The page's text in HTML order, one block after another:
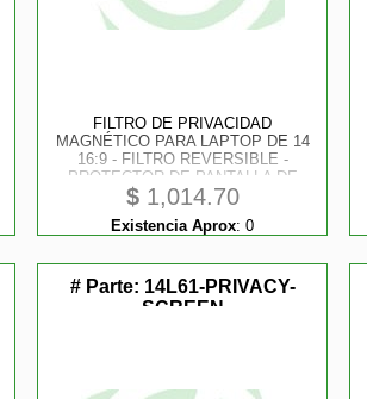
FILTRO DE PRIVACIDAD
MAGNÉTICO PARA LAPTOP DE 14
16:9 - FILTRO REVERSIBLE -
PROTECTOR DE PANTALLA DE
LAPTOP - ÁNGULO DE 60
GRADOS (+/ -30) - FILTRO ANTI
LUZ AZUL - TAA
$1,014.70
Existencia Aprox: 0
# Parte: 14L61-PRIVACY-
SCREEN